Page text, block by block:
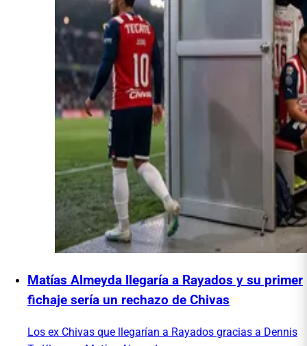
Matías Almeyda llegaría a Rayados y su primer
fichaje sería un rechazo de Chivas
Los ex Chivas que llegarían a Rayados gracias a Dennis